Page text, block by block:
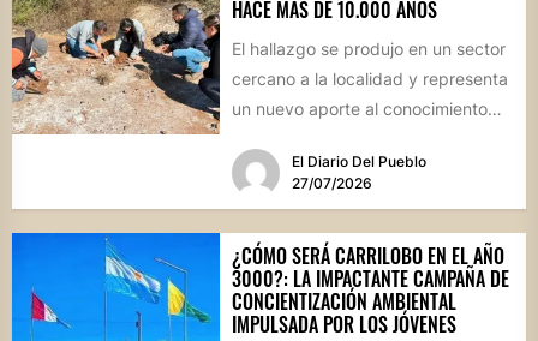
HACE MÁS DE 10.000 AÑOS
El hallazgo se produjo en un sector
cercano a la localidad y representa
un nuevo aporte al conocimiento
El Diario Del Pueblo
27/07/2026
¿CÓMO SERÁ CARRILOBO EN EL AÑO
3000?: LA IMPACTANTE CAMPAÑA DE
CONCIENTIZACIÓN AMBIENTAL
IMPULSADA POR LOS JÓVENES